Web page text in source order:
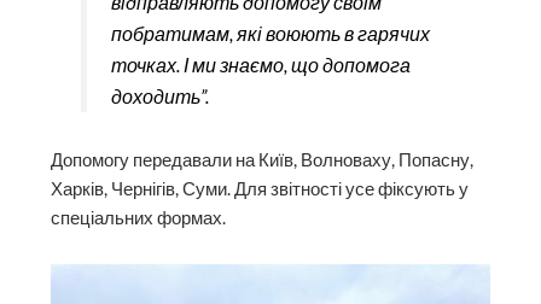
побратимам, які воюють в гарячих
точках. І ми знаємо, що допомога
доходить”.
Допомогу передавали на Київ, Волноваху, Попасну,
Харків, Чернігів, Суми. Для звітності усе фіксують у
спеціальних формах.